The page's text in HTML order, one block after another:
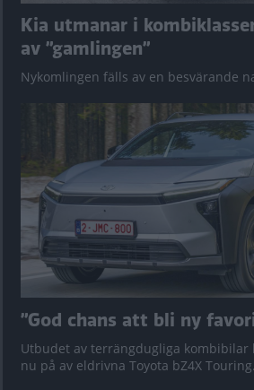
Kia utmanar i
av ”gamlingen”
Nykomlingen fälls av en besvärande
”God chans att bli ny
Utbudet av terrängdugliga kombibilar
nu på av eldrivna Toyota bZ4X